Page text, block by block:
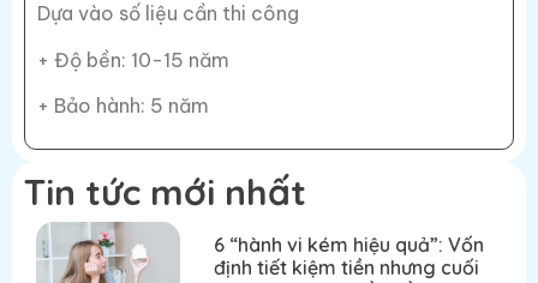
Dựa vào số liệu cần thi công
+ Độ bền: 10-15 năm
+ Bảo hành: 5 năm
Tin tức mới nhất
6 “hành vi kém hiệu quả”: Vốn
định tiết kiệm tiền nhưng cuối